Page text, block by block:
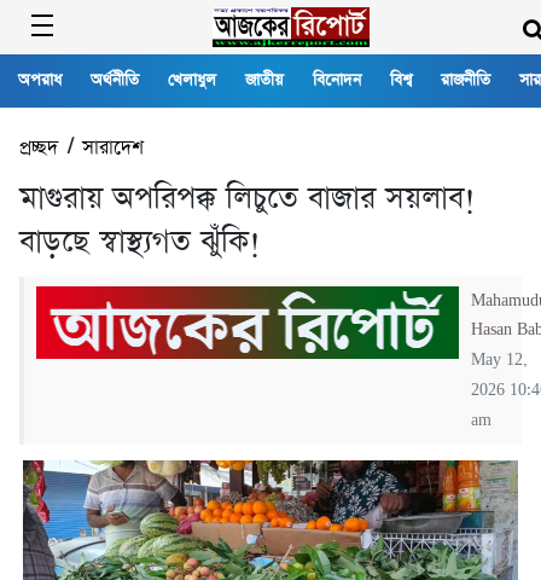
অপরাধ অর্থনীতি খেলাধুল জাতীয় বিনোদন বিশ্ব রাজনীতি
প্রচ্ছদ/সারাদেশ
মাগুরায় অপরিপক্ক লিচুতে বাজার সয়লাব!
বাড়ছে স্বাস্থ্যগত ঝুঁকি!
Hasan
May 12,
2026
am